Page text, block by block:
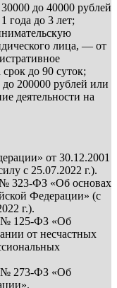
до 40000 рублей
года до 3 лет;
лица, — от
до 90 суток;
200000 рублей или
деятельности на
от 30.12.2001
с 25.07.2022 г.).
№ 323-ФЗ «Об основах
Федерации» (с
г.).
№ 125-ФЗ «Об
от несчастных
№ 273-ФЗ «Об